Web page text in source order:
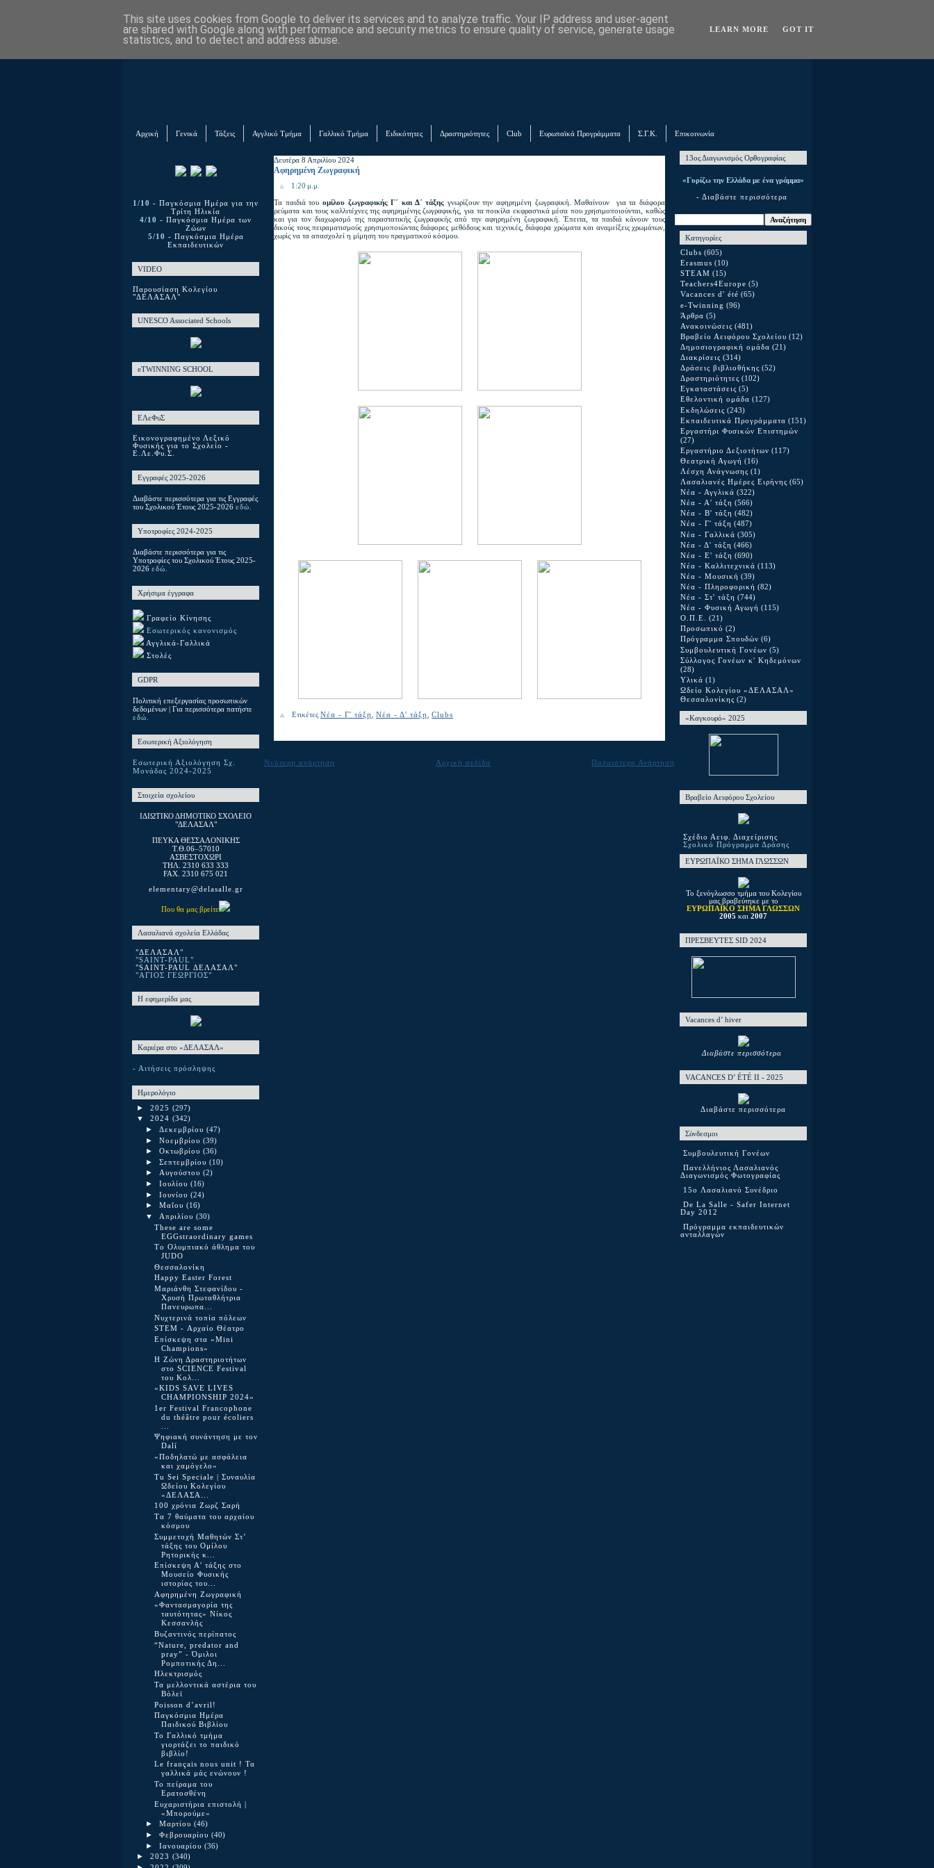
Αρχική Γενικά Τάξεις Αγγλικό Τμήμα Γαλλικό Τμήμα Ειδικότητες Δραστηριότητες Club Ευρωπαϊκά Προγράμματα Σ.Γ.Κ. Επικοινωνία
1/10 - Παγκόσμια Ημέρα για την
Τρίτη Ηλικία
4/10 - Παγκόσμια Ημέρα των
Ζώων
5/10 - Παγκόσμια Ημέρα
Εκπαιδευτικών
VIDEO
Παρουσίαση Κολεγίου
"ΔΕΛΑΣΑΛ"
UNESCO Associated Schools
eTWINNING SCHOOL
ΕΛεΦυΣ
Εικονογραφημένο Λεξικό
Φυσικής για το Σχολείο -
Ε.Λε.Φυ.Σ.
Εγγραφές 2025-2026
Διαβάστε περισσότερα για τις Εγγραφές
του Σχολικού Έτους 2025-2026 εδώ.
Υποτροφίες 2024-2025
Διαβάστε περισσότερα για τις
Υποτροφίες του Σχολικού Έτους 2025-
2026 εδώ.
Χρήσιμα έγγραφα
Γραφείο Κίνησης
Εσωτερικός κανονισμός
Αγγλικά-Γαλλικά
Στολές
GDPR
Πολιτική επεξεργασίας προσωπικών
δεδομένων | Για περισσότερα πατήστε
εδώ.
Εσωτερική Αξιολόγηση
Εσωτερική Αξιολόγηση Σχ.
Μονάδας 2024-2025
Στοιχεία σχολείου
ΙΔΙΩΤΙΚΟ ΔΗΜΟΤΙΚΟ ΣΧΟΛΕΙΟ
"ΔΕΛΑΣΑΛ"
ΠΕΥΚΑ ΘΕΣΣΑΛΟΝΙΚΗΣ
T.Θ.06–57010
ΑΣΒΕΣΤΟΧΩΡΙ
ΤΗΛ. 2310 633 333
FAX. 2310 675 021
elementary@delasalle.gr
Που θα μας βρείτε
Λασαλιανά σχολεία Ελλάδας
"ΔΕΛΑΣΑΛ"
"SAINT-PAUL"
"SAINT-PAUL ΔΕΛΑΣΑΛ"
"ΑΓΙΟΣ ΓΕΩΡΓΙΟΣ"
Η εφημερίδα μας
Καριέρα στο «ΔΕΛΑΣΑΛ»
- Αιτήσεις πρόσληψης
Ημερολόγιο
► 2025 (297)
▼ 2024 (342)
► Δεκεμβρίου (47)
► Νοεμβρίου (39)
► Οκτωβρίου (36)
► Σεπτεμβρίου (10)
► Αυγούστου (2)
► Ιουλίου (16)
► Ιουνίου (24)
► Μαΐου (16)
▼ Απριλίου (30)
These are some
EGGstraordinary games
Tο Ολυμπιακό άθλημα του
JUDO
Θεσσαλονίκη
Happy Easter Forest
Μαριάνθη Στεφανίδου -
Χρυσή Πρωταθλήτρια
Πανευρωπα...
Νυχτερινά τοπία πόλεων
STEM - Αρχαίο Θέατρο
Επίσκεψη στα «Mini
Champions»
Η Ζώνη Δραστηριοτήτων
στο SCIENCE Festival
του Κολ...
«KIDS SAVE LIVES
CHAMPIONSHIP 2024»
1er Festival Francophone
du théâtre pour écoliers
Ψηφιακή συνάντηση με τον
Dalí
«Ποδηλατώ με ασφάλεια
και χαμόγελο»
Tu Sei Speciale | Συναυλία
Ωδείου Κολεγίου
«ΔΕΛΑΣΑ...
100 χρόνια Ζωρζ Σαρή
Tα 7 θαύματα του αρχαίου
κόσμου
Συμμετοχή Μαθητών Στ’
τάξης του Ομίλου
Ρητορικής κ...
Επίσκεψη Α' τάξης στο
Μουσείο Φυσικής
ιστορίας του...
Αφηρημένη Ζωγραφική
«Φαντασμαγορία της
ταυτότητας» Νίκος
Κεσσανλής
Βυζαντινός περίπατος
“Νature, predator and
pray” - Όμιλοι
Ρομποτικής Δη...
Ηλεκτρισμός
Τα μελλοντικά αστέρια του
Βόλεϊ
Poisson d’avril!
Παγκόσμια Ημέρα
Παιδικού Βιβλίου
Το Γαλλικό τμήμα
γιορτάζει το παιδικό
βιβλίο!
Le français nous unit ! Τα
γαλλικά μάς ενώνουν !
Το πείραμα του
Ερατοσθένη
Ευχαριστήρια επιστολή |
«Μπορούμε»
► Μαρτίου (46)
► Φεβρουαρίου (40)
► Ιανουαρίου (36)
► 2023 (340)
Δευτέρα 8 Απριλίου 2024
Αφηρημένη Ζωγραφική
1:20 μ.μ.
Τα παιδιά του ομίλου ζωγραφικής Γ΄ και Δ΄ τάξης γνωρίζουν την αφηρημένη ζωγραφική. Μαθαίνουν για τα διάφορα
ρεύματα και τους καλλιτέχνες της αφηρημένης ζωγραφικής, για τα ποικίλα εκφραστικά μέσα που χρησιμοποιούνται, καθώς
και για τον διαχωρισμό της παραστατικής ζωγραφικής από την αφηρημένη ζωγραφική. Έπειτα, τα παιδιά κάνουν τους
δικούς τους πειραματισμούς χρησιμοποιώντας διάφορες μεθόδους και τεχνικές, διάφορα χρώματα και αναμείξεις χρωμάτων,
χωρίς να τα απασχολεί η μίμηση του πραγματικού κόσμου.
Ετικέτες Νέα - Γ' τάξη Νέα - Δ' τάξη Clubs
Νεότερη ανάρτηση Παλαιότερη Ανάρτηση
Αρχική σελίδα
13ος Διαγωνισμός Ορθογραφίας
«Γυρίζω την Ελλάδα με ένα γράμμα»
- Διαβάστε περισσότερα
Κατηγορίες
Clubs (605)
Erasmus (10)
STEAM (15)
Teachers4Europe (5)
Vacances d' été (65)
e-Twinning (96)
Άρθρα (5)
Ανακοινώσεις (481)
Βραβείο Αειφόρου Σχολείου (12)
Δημοσιογραφική ομάδα (21)
Διακρίσεις (314)
Δράσεις βιβλιοθήκης (52)
Δραστηριότητες (102)
Εγκαταστάσεις (5)
Εθελοντική ομάδα (127)
Εκδηλώσεις (243)
Εκπαιδευτικά Προγράμματα (151)
Εργαστήρι Φυσικών Επιστημών
(27)
Εργαστήριο Δεξιοτήτων (117)
Θεατρική Αγωγή (16)
Λέσχη Ανάγνωσης (1)
Λασαλιανές Ημέρες Ειρήνης (65)
Νέα - Αγγλικά (322)
Νέα - Α' τάξη (566)
Νέα - Β' τάξη (482)
Νέα - Γ' τάξη (487)
Νέα - Γαλλικά (305)
Νέα - Δ' τάξη (466)
Νέα - Ε' τάξη (690)
Νέα - Καλλιτεχνικά (113)
Νέα - Μουσική (39)
Νέα - Πληροφορική (82)
Νέα - Στ' τάξη (744)
Νέα - Φυσική Αγωγή (115)
Ο.Π.Ε. (21)
Προσωπικό (2)
Πρόγραμμα Σπουδών (6)
Συμβουλευτική Γονέων (5)
Σύλλογος Γονέων κ' Κηδεμόνων
(28)
Υλικά (1)
Ωδείο Κολεγίου «ΔΕΛΑΣΑΛ»
Θεσσαλονίκης (2)
«Καγκουρό» 2025
Βραβείο Αειφόρου Σχολείου
Σχέδιο Αειφ. Διαχείρισης
Σχολικό Πρόγραμμα Δράσης
ΕΥΡΩΠΑΪΚΟ ΣΗΜΑ ΓΛΩΣΣΩΝ
Το ξενόγλωσσο τμήμα του Κολεγίου
μας βραβεύτηκε με το
ΕΥΡΩΠΑΪΚΟ ΣΗΜΑ ΓΛΩΣΣΩΝ
2005 και 2007
ΠΡΕΣΒΕΥΤΕΣ SID 2024
Vacances d’ hiver
Διαβάστε περισσότερα
VACANCES D’ ÉTÉ ΙΙ - 2025
Διαβάστε περισσότερα
Σύνδεσμοι
Συμβουλευτική Γονέων
Πανελλήνιος Λασαλιανός
Διαγωνισμός Φωτογραφίας
15o Λασαλιανό Συνέδριο
De La Salle - Safer Internet
Day 2012
Πρόγραμμα εκπαιδευτικών
ανταλλαγών
This site uses cookies from Google to deliver its services and to analyze traffic. Your IP address and user-agent
are shared with Google along with performance and security metrics to ensure quality of service, generate usage
statistics, and to detect and address abuse.
LEARN MORE GOT IT